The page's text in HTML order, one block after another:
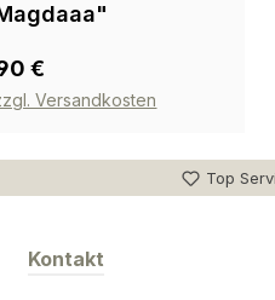
€
Versandkosten
Top
Kontakt